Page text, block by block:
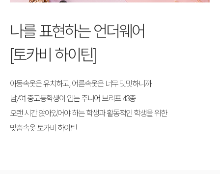
나를 표현하는 언더웨어
[토카비 하이틴]
아동속옷은 유치하고, 어른속옷은 너무 밋밋하니까
남/여 중고등학생이 입는 주니어 브리프 43종
오랜 시간 앉아있어야 하는 학생과 활동적인 학생을 위한
맞춤속옷 토카비 하이틴